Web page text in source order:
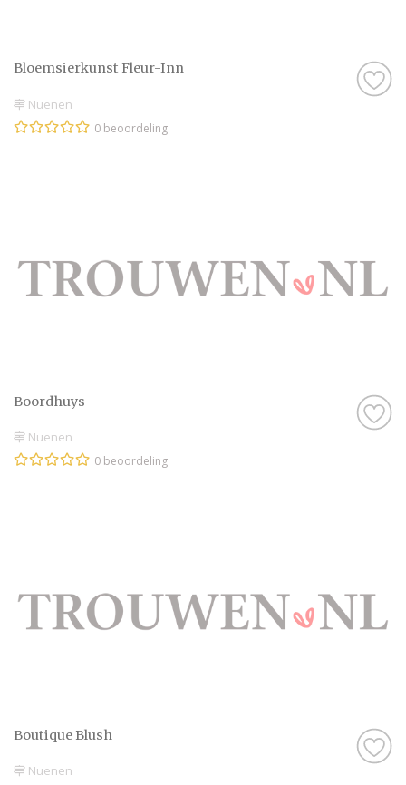
Bloemsierkunst Fleur-Inn
Nuenen
0 beoordeling
Boordhuys
Nuenen
0 beoordeling
Boutique Blush
Nuenen